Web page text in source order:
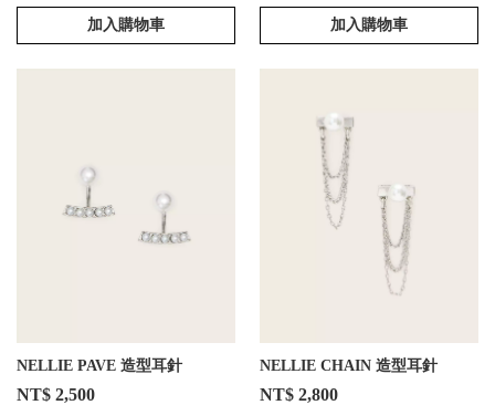
加入購物車 加入購物車
NELLIE PAVE 造型耳針
NT$ 2,500
NELLIE CHAIN 造型耳針
NT$ 2,800